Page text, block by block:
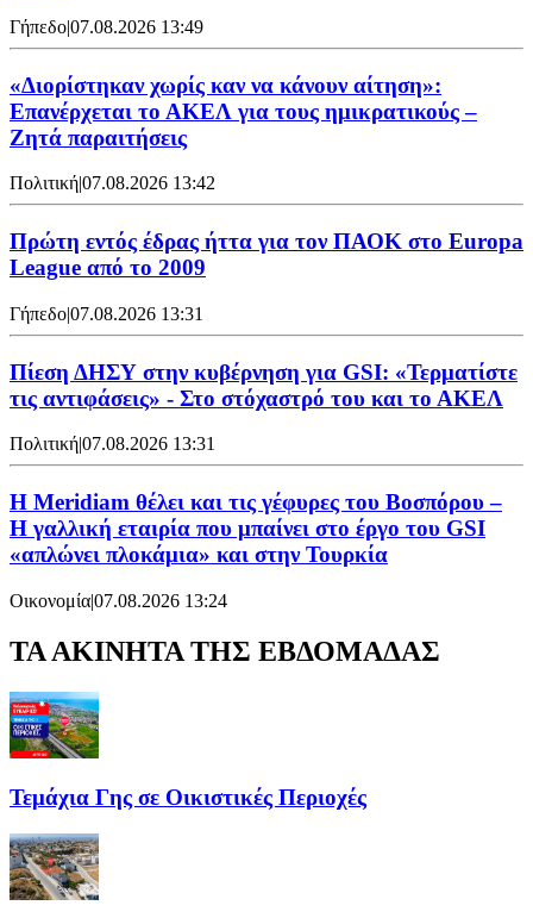
Γήπεδο|07.08.2026 13:49
«Διορίστηκαν χωρίς καν να κάνουν αίτηση»:
Επανέρχεται το ΑΚΕΛ για τους ημικρατικούς –
Ζητά παραιτήσεις
Πολιτική|07.08.2026 13:42
Πρώτη εντός έδρας ήττα για τον ΠΑΟΚ στο Europa
League από το 2009
Γήπεδο|07.08.2026 13:31
Πίεση ΔΗΣΥ στην κυβέρνηση για GSI: «Τερματίστε
τις αντιφάσεις» - Στο στόχαστρό του και το ΑΚΕΛ
Πολιτική|07.08.2026 13:31
Η Meridiam θέλει και τις γέφυρες του Βοσπόρου –
Η γαλλική εταιρία που μπαίνει στο έργο του GSI
«απλώνει πλοκάμια» και στην Τουρκία
Οικονομία|07.08.2026 13:24
ΤΑ ΑΚΙΝΗΤΑ ΤΗΣ ΕΒΔΟΜΑΔΑΣ
Τεμάχια Γης σε Οικιστικές Περιοχές